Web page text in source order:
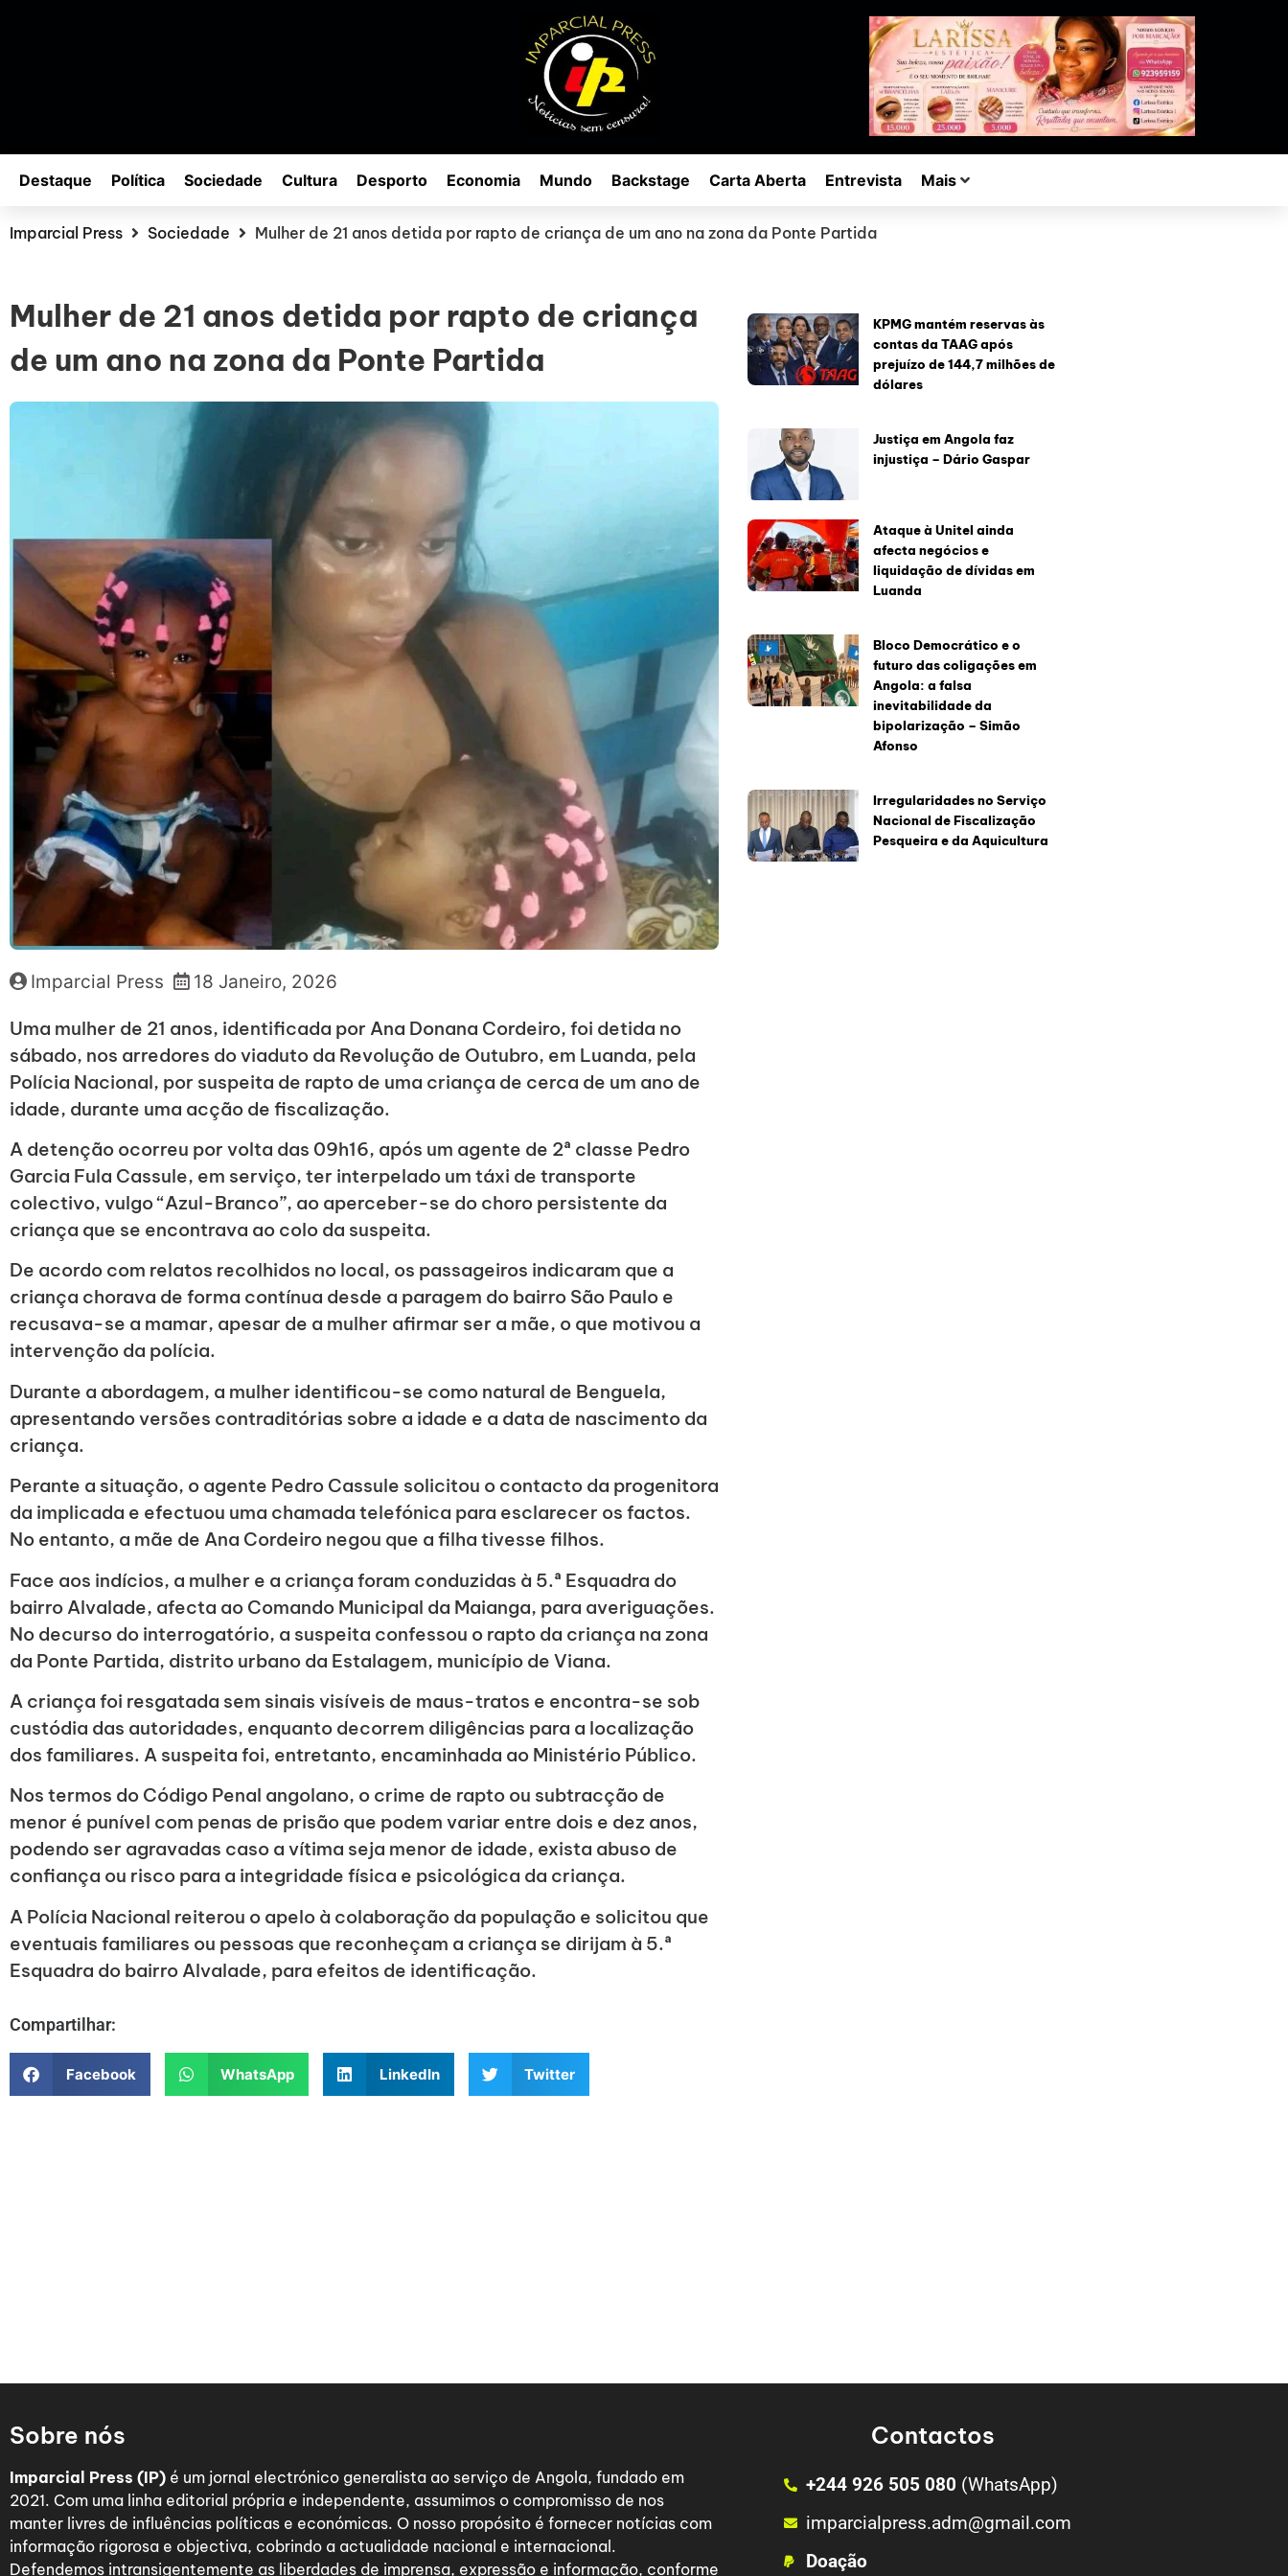
Destaque Política Sociedade Cultura Desporto Economia Mundo Backstage Carta Aberta Entrevista Mais
Imparcial Press Sociedade Mulher de 21 anos detida por rapto de criança de um ano na zona da Ponte Partida
Mulher de 21 anos detida por rapto de criança
de um ano na zona da Ponte Partida
Imparcial Press 18 Janeiro, 2026
Uma mulher de 21 anos, identificada por Ana Donana Cordeiro, foi detida no
sábado, nos arredores do viaduto da Revolução de Outubro, em Luanda, pela
Polícia Nacional, por suspeita de rapto de uma criança de cerca de um ano de
idade, durante uma acção de fiscalização.
A detenção ocorreu por volta das 09h16, após um agente de 2ª classe Pedro
Garcia Fula Cassule, em serviço, ter interpelado um táxi de transporte
colectivo, vulgo “Azul-Branco”, ao aperceber-se do choro persistente da
criança que se encontrava ao colo da suspeita.
De acordo com relatos recolhidos no local, os passageiros indicaram que a
criança chorava de forma contínua desde a paragem do bairro São Paulo e
recusava-se a mamar, apesar de a mulher afirmar ser a mãe, o que motivou a
intervenção da polícia.
Durante a abordagem, a mulher identificou-se como natural de Benguela,
apresentando versões contraditórias sobre a idade e a data de nascimento da
criança.
Perante a situação, o agente Pedro Cassule solicitou o contacto da progenitora
da implicada e efectuou uma chamada telefónica para esclarecer os factos.
No entanto, a mãe de Ana Cordeiro negou que a filha tivesse filhos.
Face aos indícios, a mulher e a criança foram conduzidas à 5.ª Esquadra do
bairro Alvalade, afecta ao Comando Municipal da Maianga, para averiguações.
No decurso do interrogatório, a suspeita confessou o rapto da criança na zona
da Ponte Partida, distrito urbano da Estalagem, município de Viana.
A criança foi resgatada sem sinais visíveis de maus-tratos e encontra-se sob
custódia das autoridades, enquanto decorrem diligências para a localização
dos familiares. A suspeita foi, entretanto, encaminhada ao Ministério Público.
Nos termos do Código Penal angolano, o crime de rapto ou subtracção de
menor é punível com penas de prisão que podem variar entre dois e dez anos,
podendo ser agravadas caso a vítima seja menor de idade, exista abuso de
confiança ou risco para a integridade física e psicológica da criança.
A Polícia Nacional reiterou o apelo à colaboração da população e solicitou que
eventuais familiares ou pessoas que reconheçam a criança se dirijam à 5.ª
Esquadra do bairro Alvalade, para efeitos de identificação.
Compartilhar:
Facebook WhatsApp LinkedIn Twitter
KPMG mantém reservas às
contas da TAAG após
prejuízo de 144,7 milhões de
dólares
Justiça em Angola faz
injustiça – Dário Gaspar
Ataque à Unitel ainda
afecta negócios e
liquidação de dívidas em
Luanda
Bloco Democrático e o
futuro das coligações em
Angola: a falsa
inevitabilidade da
bipolarização – Simão
Afonso
Irregularidades no Serviço
Nacional de Fiscalização
Pesqueira e da Aquicultura
Sobre nós
Imparcial Press (IP) é um jornal electrónico generalista ao serviço de Angola, fundado em
2021. Com uma linha editorial própria e independente, assumimos o compromisso de nos
manter livres de influências políticas e económicas. O nosso propósito é fornecer notícias com
informação rigorosa e objectiva, cobrindo a actualidade nacional e internacional.
Defendemos intransigentemente as liberdades de imprensa, expressão e informação, conforme
Contactos
+244 926 505 080 (WhatsApp)
imparcialpress.adm@gmail.com
Doação